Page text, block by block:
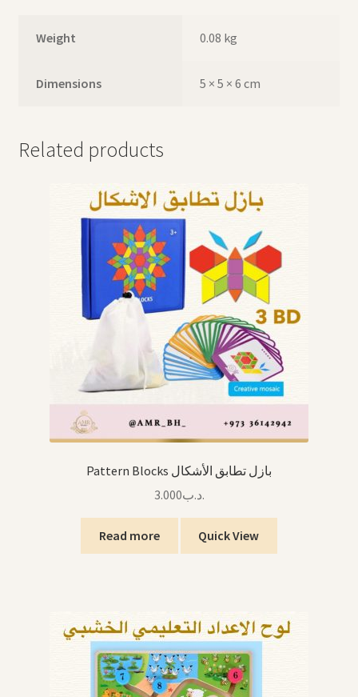
Weight 0.08 kg
Dimensions 5 × 5 × 6 cm
Related products
Pattern Blocks بازل تطابق الأشكال
.د.ب3.000
Read more Quick View